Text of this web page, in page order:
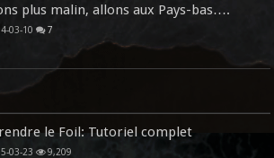
plus malin, allons aux Pays-bas….
03-10 7
le Foil: Tutoriel complet
03-23 9,209